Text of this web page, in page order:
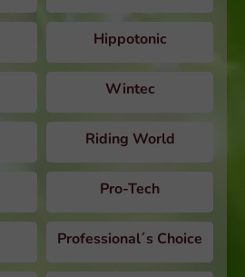
Hippotonic
Wintec
Riding World
Pro-Tech
Professional´s Choice